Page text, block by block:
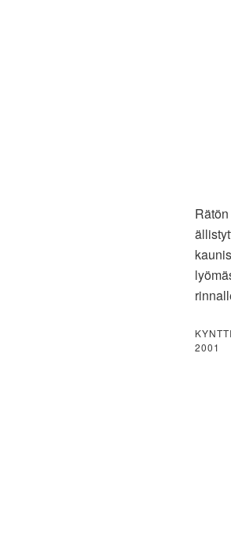
2001